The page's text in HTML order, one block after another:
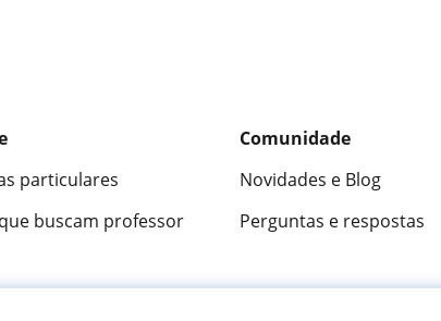
particulares
buscam professor
Comunidade
Novidades e Blog
Perguntas e respostas